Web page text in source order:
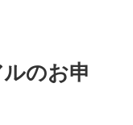
のお申